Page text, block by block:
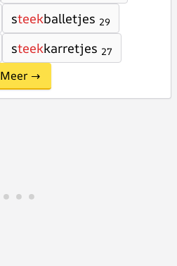
steekballetjes 29
steekkarretjes 27
Meer →